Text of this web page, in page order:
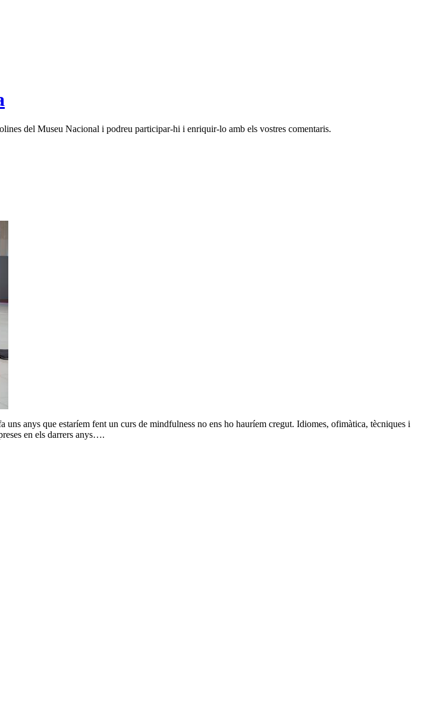
del Museu Nacional i podreu participar-hi i enriquir-lo amb els vostres comentaris.
anys que estaríem fent un curs de mindfulness no ens ho hauríem cregut. Idiomes, ofimàtica, tècniques i
en els darrers anys….